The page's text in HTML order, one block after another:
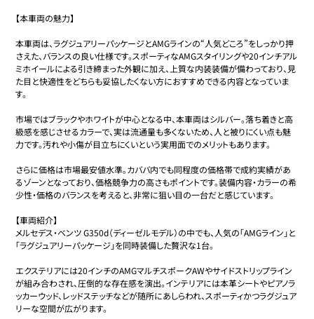
【本車両の魅力】
本車両は、ラグジュアリーパッケージとAMGラインの“人気どころ”をしっかり押
さえた、バランスの良い仕様です。スポーティなAMGスタイリングや20インチアル
ミホイールによる引き締まった外観に加え、上質な内装装備が備わっており、見
た目と快適性をどちらも妥協したくない方におすすめできる内容となっていま
す。
市場ではブラックやホワイトが中心となる中、本車両はシルバー。落ち着きと高
級感を感じさせるカラーで、実は流通量も多くないため、人と被りにくい点も魅
力です。汚れや小傷が目立ちにくいという実用面でのメリットもあります。
さらに価格は市場最安値水準。カババ内でも同程度の価格帯で成約実績があ
るゾーンとなっており、価格競争力の高さもポイントです。装備内容・カラーの希
少性・価格のバランスを考えると、非常に狙い目の一台だと感じています。
【車両紹介】
メルセデス・ベンツ G350d（ディーゼルモデル）の中でも、人気の「AMGライン」と
「ラグジュアリーパッケージ」を同時装備した贅沢な1台。
エクステリアには20インチのAMGマルチスポークAWやサイドストリップライン
が組み合わされ、圧倒的な存在感を演出。インテリアには本革シートやピアノラ
ッカーウッド、レッドステッチなどが随所にあしらわれ、スポーティかつラグジュア
リーな空間が広がります。